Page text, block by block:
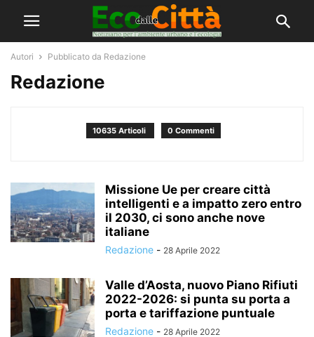
Autori Pubblicato da Redazione
Redazione
10635 Articoli 0 Commenti
Missione Ue per creare città
intelligenti e a impatto zero entro
il 2030, ci sono anche nove
italiane
Redazione - 28 Aprile 2022
Valle d’Aosta, nuovo Piano Rifiuti
2022-2026: si punta su porta a
porta e tariffazione puntuale
Redazione - 28 Aprile 2022